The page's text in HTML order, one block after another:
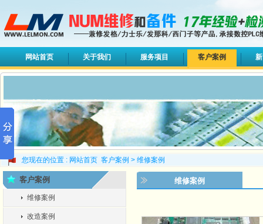
网站首页 关于我们 服务项目 客户案例
您现在的位置 : 网站首页 客户案例 > 维修案例
维修案例
客户案例
维修案例
改造案例